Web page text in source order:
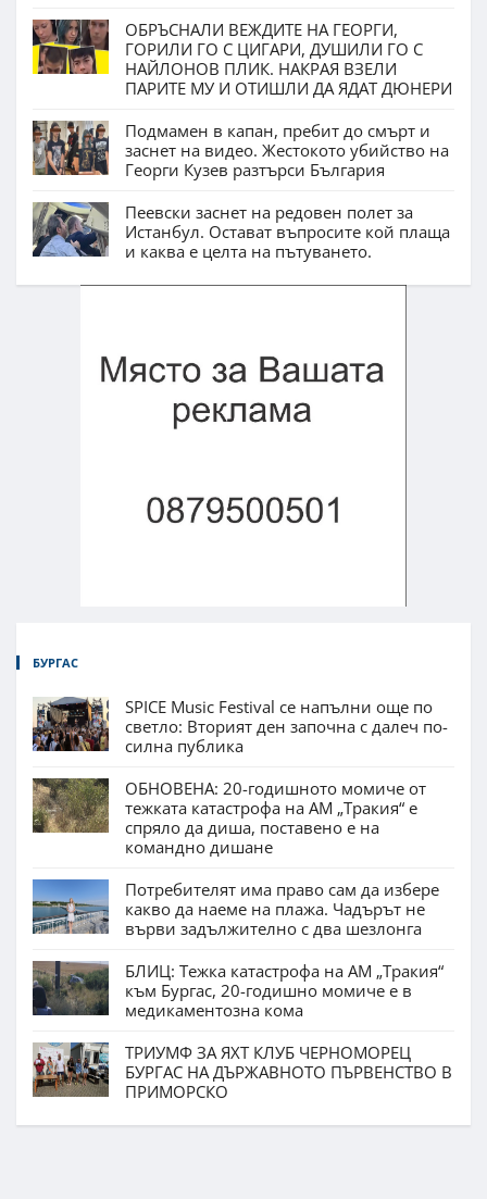
ОБРЪСНАЛИ ВЕЖДИТЕ НА ГЕОРГИ,
ГОРИЛИ ГО С ЦИГАРИ, ДУШИЛИ ГО С
НАЙЛОНОВ ПЛИК. НАКРАЯ ВЗЕЛИ
ПАРИТЕ МУ И ОТИШЛИ ДА ЯДАТ ДЮНЕРИ
Подмамен в капан, пребит до смърт и
заснет на видео. Жестокото убийство на
Георги Кузев разтърси България
Пеевски заснет на редовен полет за
Истанбул. Остават въпросите кой плаща
и каква е целта на пътуването.
БУРГАС
SPICE Music Festival се напълни още по
светло: Вторият ден започна с далеч по-
силна публика
ОБНОВЕНА: 20-годишното момиче от
тежката катастрофа на АМ „Тракия“ е
спряло да диша, поставено е на
командно дишане
Потребителят има право сам да избере
какво да наеме на плажа. Чадърът не
върви задължително с два шезлонга
БЛИЦ: Тежка катастрофа на АМ „Тракия“
към Бургас, 20-годишно момиче е в
медикаментозна кома
ТРИУМФ ЗА ЯХТ КЛУБ ЧЕРНОМОРЕЦ
БУРГАС НА ДЪРЖАВНОТО ПЪРВЕНСТВО В
ПРИМОРСКО